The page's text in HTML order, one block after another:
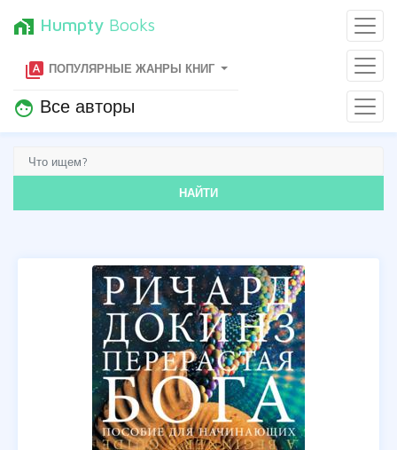
home_work Humpty Books
type_specimen ПОПУЛЯРНЫЕ ЖАНРЫ КНИГ
face Все авторы
НАЙТИ